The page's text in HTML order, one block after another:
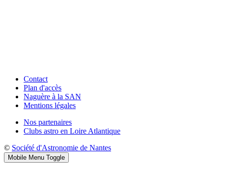
Contact
Plan d'accès
Naguère à la SAN
Mentions légales
Nos partenaires
Clubs astro en Loire Atlantique
© Société d'Astronomie de Nantes
Mobile Menu Toggle